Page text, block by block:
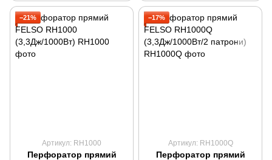
−21%
Артикул: RH1000
Перфоратор прямий
−17%
Артикул: RH1000Q
Перфоратор прямий